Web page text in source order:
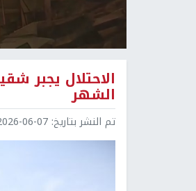
الاحتلال يجبر
الشهر
تم النشر بتاريخ: 06-07 12:18